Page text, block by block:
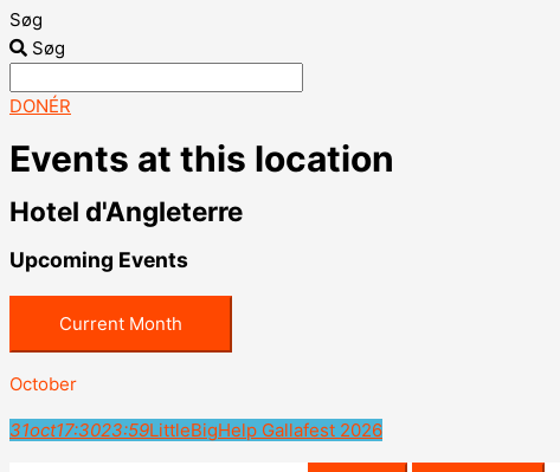
Søg
Søg
DONÉR
Events at this location
Hotel d'Angleterre
Upcoming Events
Current Month
October
31oct17:3023:59LittleBigHelp Gallafest 2026